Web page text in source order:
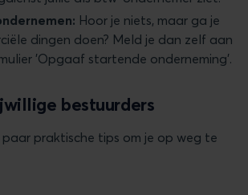
Hoor je niets, maar ga je
dingen doen? Meld je dan zelf aan
'Opgaaf startende onderneming'.
bestuurders
praktische tips om je op weg te